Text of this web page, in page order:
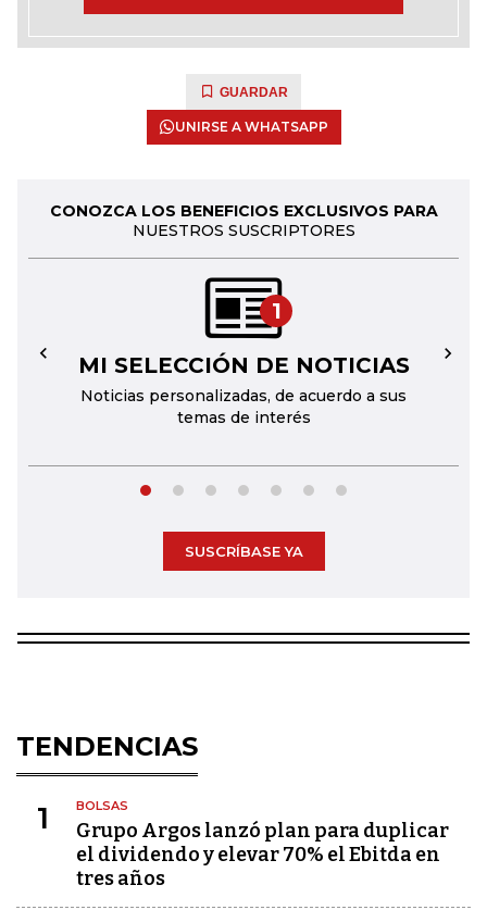
GUARDAR
UNIRSE A WHATSAPP
CONOZCA LOS BENEFICIOS EXCLUSIVOS PARA
NUESTROS SUSCRIPTORES
1
MI SELECCIÓN DE NOTICIAS
Noticias personalizadas, de acuerdo a sus
temas de interés
← →
SUSCRÍBASE YA
TENDENCIAS
1 BOLSAS
Grupo Argos lanzó plan para duplicar
el dividendo y elevar 70% el Ebitda en
tres años